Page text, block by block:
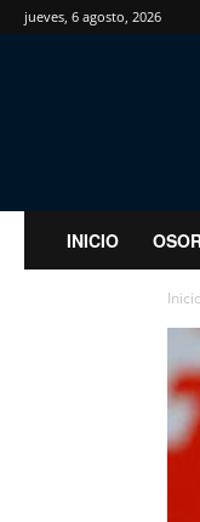
jueves, 6 agosto, 2026
INICIO